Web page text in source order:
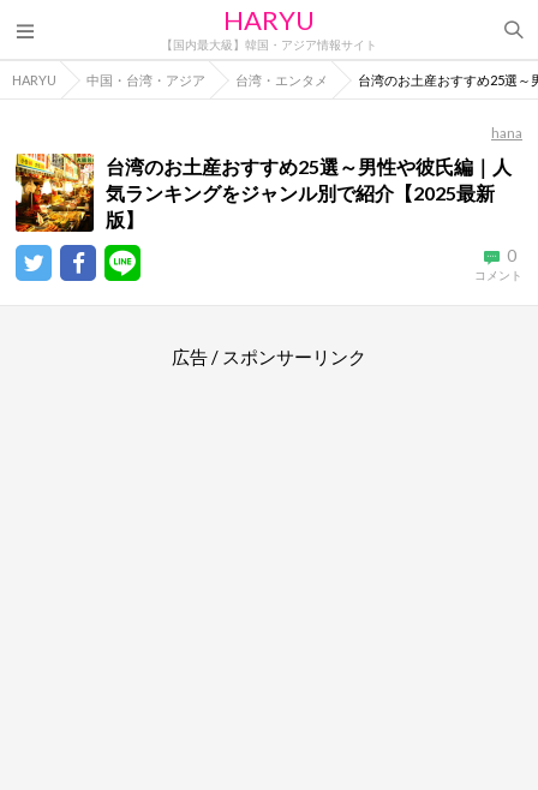
HARYU
【国内最大級】韓国・アジア情報サイト
HARYU 中国・台湾・アジア 台湾・エンタメ 台湾のお土産おすすめ25選～
hana
台湾のお土産おすすめ25選～男性や彼氏編｜人
気ランキングをジャンル別で紹介【2025最新
版】
0
コメント
広告 / スポンサーリンク